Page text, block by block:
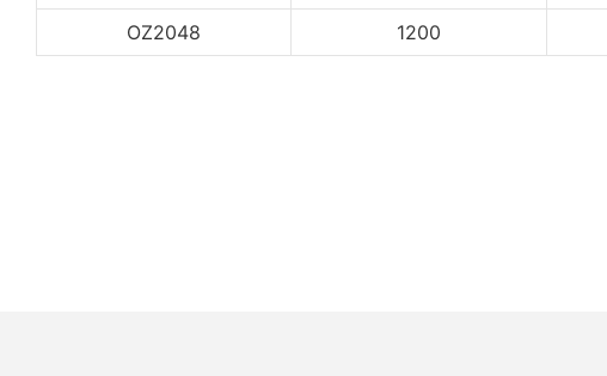
OZ2048
1200